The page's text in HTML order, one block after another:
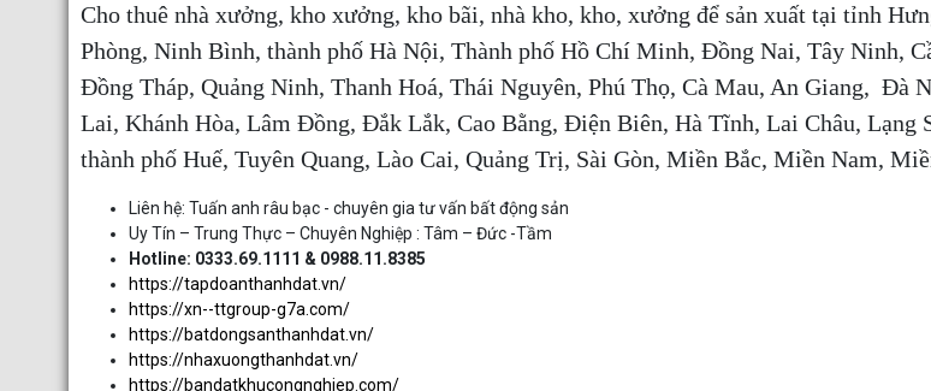
Cho thuê nhà xưởng, kho xưởng, kho bãi, nhà kho, kho, xưởng để sản xuất tại tỉnh
Phòng, Ninh Bình, thành phố Hà Nội, Thành phố Hồ Chí Minh, Đồng Nai, Tây Ninh,
Đồng Tháp, Quảng Ninh, Thanh Hoá, Thái Nguyên, Phú Thọ, Cà Mau, An Giang, Đà
Lai, Khánh Hòa, Lâm Đồng, Đắk Lắk, Cao Bằng, Điện Biên, Hà Tĩnh, Lai Châu, Lạng
thành phố Huế, Tuyên Quang, Lào Cai, Quảng Trị, Sài Gòn, Miền Bắc, Miền Nam,
Liên hệ: Tuấn anh râu bạc - chuyên gia tư vấn bất động sản
Uy Tín – Trung Thực – Chuyên Nghiệp : Tâm – Đức -Tầm
Hotline: 0333.69.1111 & 0988.11.8385
https://tapdoanthanhdat.vn/
https://xn--ttgroup-g7a.com/
https://batdongsanthanhdat.vn/
https://nhaxuongthanhdat.vn/
https://bandatkhucongnghiep.com/